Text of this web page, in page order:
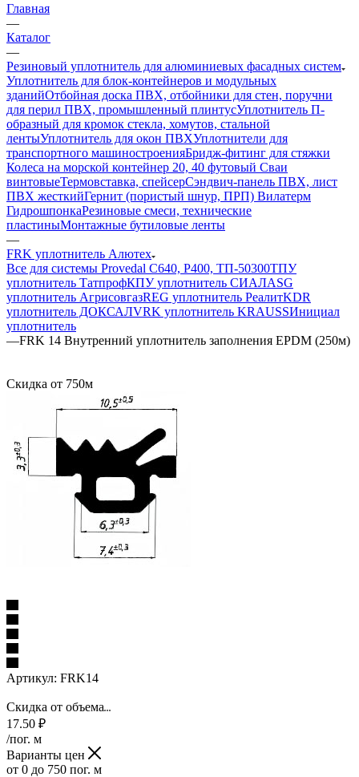
Главная
—
Каталог
—
Резиновый уплотнитель для алюминиевых фасадных систем
Уплотнитель для блок-контейнеров и модульных
зданийОтбойная доска ПВХ, отбойники для стен, поручни
для перил ПВХ, промышленный плинтусУплотнитель П-
образный для кромок стекла, хомутов, стальной
лентыУплотнитель для окон ПВХУплотнители для
транспортного машиностроенияБридж-фитинг для стяжки
Колеса на морской контейнер 20, 40 футовый Сваи
винтовыеТермовставка, спейсерСэндвич-панель ПВХ, лист
ПВХ жесткийГернит (пористый шнур, ПРП) Вилатерм
ГидрошпонкаРезиновые смеси, технические
пластиныМонтажные бутиловые ленты
—
FRK уплотнитель Алютех
Все для системы Provedal С640, Р400, ТП-50300ТПУ
уплотнитель ТатпрофКПУ уплотнитель СИАЛASG
уплотнитель АгрисовгазREG уплотнитель РеалитKDR
уплотнитель ДОКСАЛVRK уплотнитель KRAUSSИнициал
уплотнитель
—FRK 14 Внутренний уплотнитель заполнения EPDM (250м)
Скидка от 750м
Артикул: FRK14
Скидка от объема
17.50 ₽
/пог. м
Варианты цен
от 0 до 750 пог. м